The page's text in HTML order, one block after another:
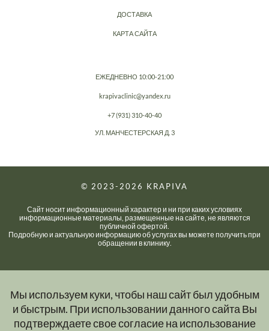
Мы используем куки, чтобы наш сайт был удобным
и быстрым. При использовании данного сайта Вы
подтверждаете свое согласие на использование
ДОСТАВКА
КАРТА САЙТА
ЕЖЕДНЕВНО 10:00-21:00
krapivaclinic@yandex.ru
+7 (931) 310-40-40
УЛ. МАНЧЕСТЕРСКАЯ Д. 3
© 2023-2026 KRAPIVA
Сайт носит информационный характер и ни при каких условиях
информационные материалы, размещенные на сайте, не являются
публичной офертой.
Подробную и актуальную информацию об услугах вы можете получить при
обращении в клинику.